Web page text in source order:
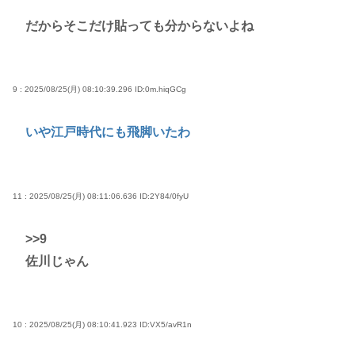
だからそこだけ貼っても分からないよね
9 : 2025/08/25(月) 08:10:39.296 ID:0m.hiqGCg
いや江戸時代にも飛脚いたわ
11 : 2025/08/25(月) 08:11:06.636 ID:2Y84/0fyU
>>9
佐川じゃん
10 : 2025/08/25(月) 08:10:41.923 ID:VX5/avR1n